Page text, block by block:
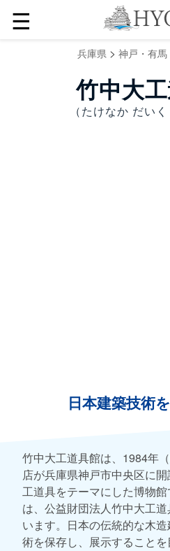
☰
兵庫県 > 神戸・有馬
竹中大
（たけなか だい
日本建築技術
竹中大工道具館は、1984年
店が兵庫県神戸市中央区に
工道具をテーマにした博物
は、公益財団法人竹中大工
います。日本の伝統的な木
術を保存し、展示することを